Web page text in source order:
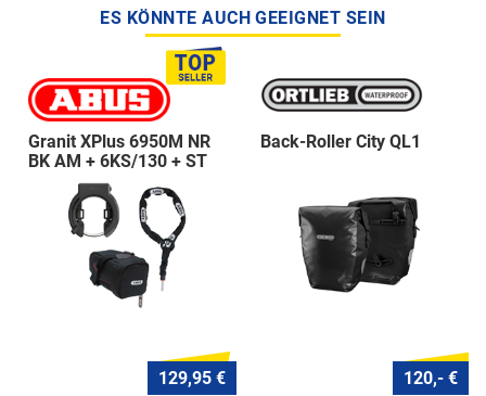
ES KÖNNTE AUCH GEEIGNET SEIN
Granit XPlus 6950M NR
BK AM + 6KS/130 + ST
129,95 €
Back-Roller City QL1
120,- €